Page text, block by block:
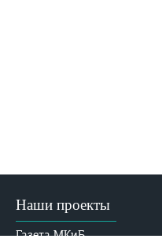
Наши проекты
Газета МКиБ